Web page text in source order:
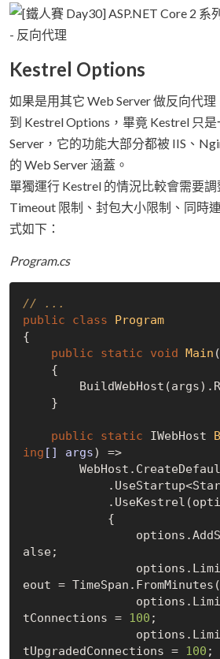
Kestrel Options
如果是用其它 Web Server 做反向代
到 Kestrel Options，畢竟 Kestrel 只
Server，它的功能大部分都被 IIS、
的 Web Server 涵蓋。
單獨運行 Kestrel 的情況比較會需要
Timeout 限制、封包大小限制、同時
式如下：
Program.cs
// ...
public
class
Program
{
public
static void Main (
public static IWebHost
ing [] args)
=>
alse;
eout = TimeSpan.FromMinutes(
tConnections = 100 ;
tUpgradedConnections = 100 ;